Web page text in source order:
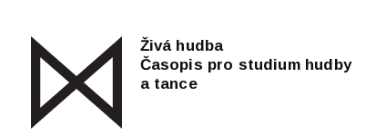
Živá hudba
Časopis pro studium hudby
a tance